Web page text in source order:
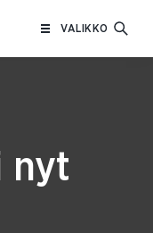
VALIKKO
nyt